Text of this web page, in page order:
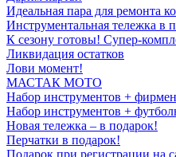
Идеальная пара для ремонта
Инструментальная тележка в
К сезону готовы! Супер-
Ликвидация остатков
Лови момент!
МАСТАК МОТО
Набор инструментов +
Набор инструментов +
Новая тележка – в подарок!
Перчатки в подарок!
Подарок при регистрации на